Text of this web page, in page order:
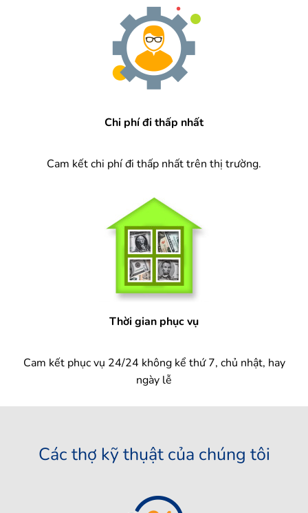
Chi phí đi thấp nhất
Cam kết chi phí đi thấp nhất trên thị trường.
Thời gian phục vụ
Cam kết phục vụ 24/24 không kể thứ 7, chủ nhật, hay
ngày lễ
Các thợ kỹ thụật của chúng tôi